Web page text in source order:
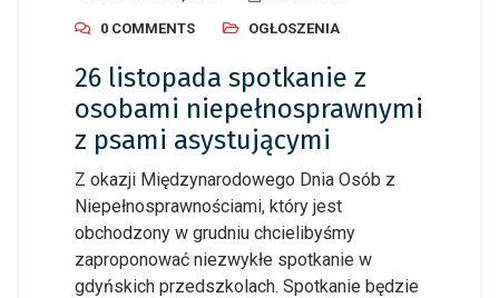
0 COMMENTS
OGŁOSZENIA
26 listopada spotkanie z
osobami niepełnosprawnymi
z psami asystującymi
Z okazji Międzynarodowego Dnia Osób z
Niepełnosprawnościami, który jest
obchodzony w grudniu chcielibyśmy
zaproponować niezwykłe spotkanie w
gdyńskich przedszkolach. Spotkanie będzie